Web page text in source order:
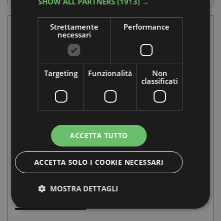
Union Gravel – II
edizione
Strettamente
necessari
Performance
Targeting Funzionalità
Non
classificati
ACCETTA TUTTO
ACCETTA SOLO I COOKIE NECESSARI
MOSTRA DETTAGLI